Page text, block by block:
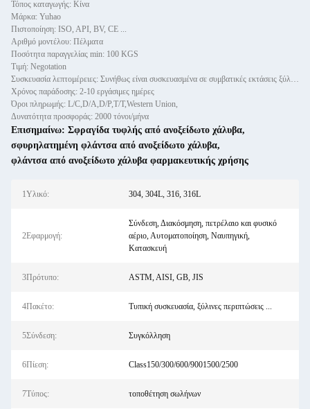
Τόπος καταγωγής: Κίνα
Μάρκα: Yuhao
Πιστοποίηση: ISO, API, BV, CE ...
Αριθμό μοντέλου: Πέλματα
Ποσότητα παραγγελίας min: 100 KGS
Τιμή: Negotation
Συσκευασία λεπτομέρειες: Συνήθως είναι συσκευασμένα σε συμβατικές εκτάσεις ξύλινων περιπτώσεων.
Χρόνος παράδοσης: 2-10 εργάσιμες ημέρες
Όροι πληρωμής: L/C,D/A,D/P,T/T,Western Union,
Δυνατότητα προσφοράς: 2000 τόνοι/μήνα
Επισημαίνω: Σφραγίδα τυφλής από ανοξείδωτο χάλυβα,
σφυρηλατημένη φλάντσα από ανοξείδωτο χάλυβα,
φλάντσα από ανοξείδωτο χάλυβα φαρμακευτικής χρήσης
1Υλικό: 304, 304L, 316, 316L
2Εφαρμογή:
Σύνδεση, Διακόσμηση, πετρέλαιο και φυσικό
αέριο, Αυτοματοποίηση, Ναυπηγική,
Κατασκευή
3Πρότυπο: ASTM, AISI, GB, JIS
4Πακέτο: Τυπική συσκευασία, ξύλινες περιπτώσεις ...
5Σύνδεση: Συγκόλληση
6Πίεση: Class150/300/600/9001500/2500
7Τύπος: τοποθέτηση σωλήνων